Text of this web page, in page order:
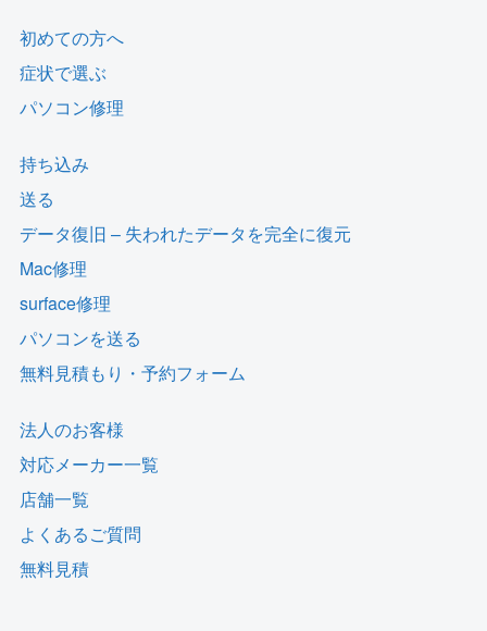
初めての方へ
症状で選ぶ
パソコン修理
持ち込み
送る
データ復旧 – 失われたデータを完全に復元
Mac修理
surface修理
パソコンを送る
無料見積もり・予約フォーム
法人のお客様
対応メーカー一覧
店舗一覧
よくあるご質問
無料見積